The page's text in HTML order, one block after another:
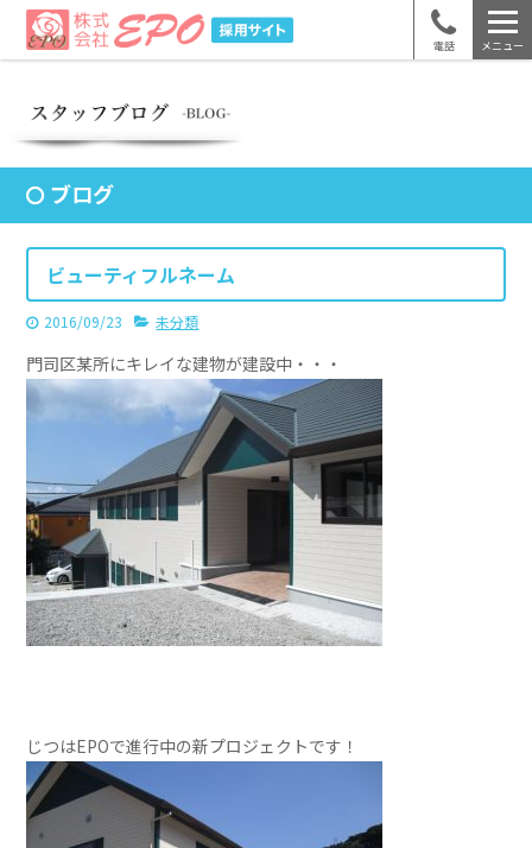
電話 メニュー
ブログ
ビューティフルネーム
2016/09/23 未分類
門司区某所にキレイな建物が建設中・・・
じつはEPOで進行中の新プロジェクトです！